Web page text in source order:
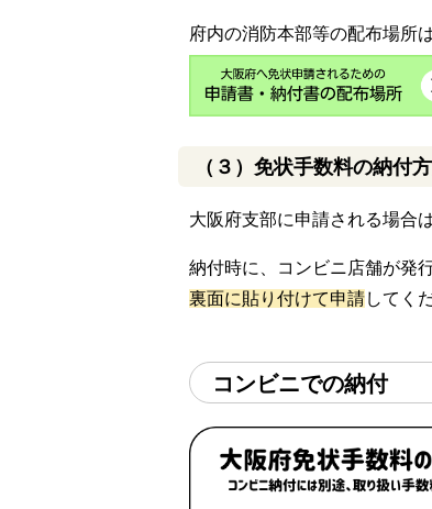
府内の消防本部等の配布場所
（３）免状手数料の納付
大阪府支部に申請される場合
納付時に、 コンビニ店舗が発
裏面に貼り付けて申請してく
コンビニでの納付